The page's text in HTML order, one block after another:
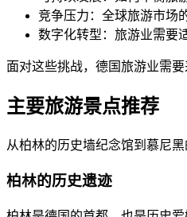
竞争压力：全球旅游市场
数字化转型：旅游业需要
面对这些挑战，德国旅游业需
主要旅游景点推荐
从柏林的历史墙纪念馆到慕尼
柏林的历史遗迹